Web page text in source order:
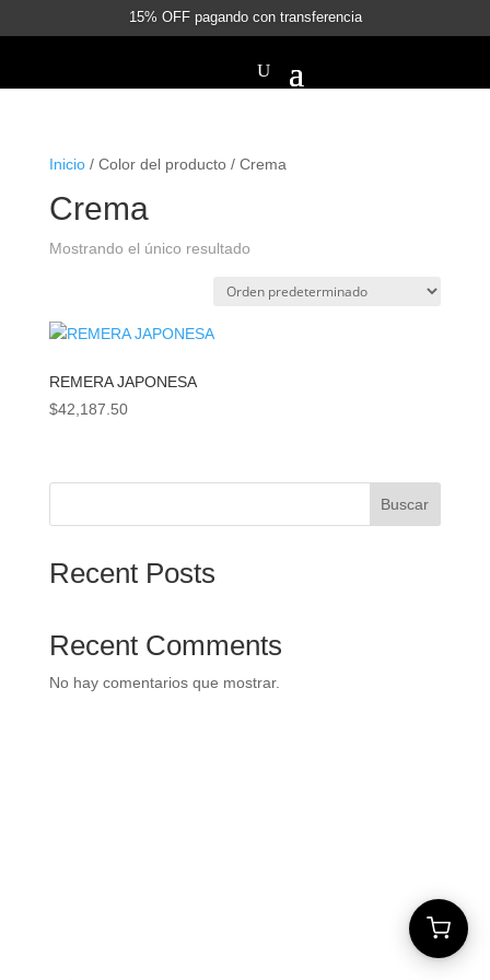
15% OFF pagando con transferencia
Inicio/ Color del producto / Crema
Crema
Mostrando el único resultado
REMERA JAPONESA
$42,187.50
Buscar
Recent Posts
Recent Comments
No hay comentarios que mostrar.